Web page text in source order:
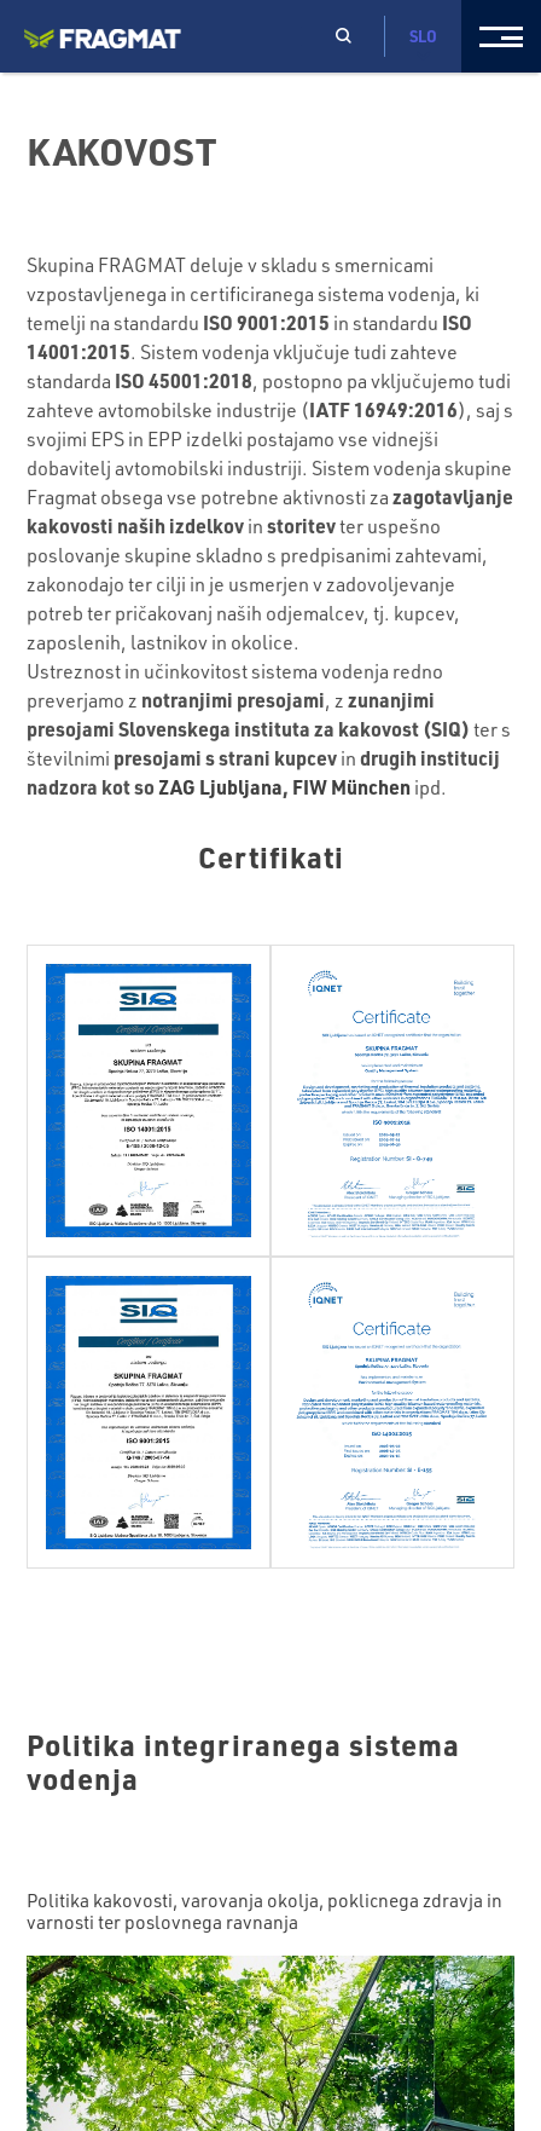
SLO
KAKOVOST
Skupina FRAGMAT deluje v skladu s smernicami
vzpostavljenega in certificiranega sistema vodenja, ki
temelji na standardu ISO 9001:2015 in standardu ISO
14001:2015. Sistem vodenja vključuje tudi zahteve
standarda ISO 45001:2018, postopno pa vključujemo tudi
zahteve avtomobilske industrije (IATF 16949:2016), saj s
svojimi EPS in EPP izdelki postajamo vse vidnejši
dobavitelj avtomobilski industriji. Sistem vodenja skupine
Fragmat obsega vse potrebne aktivnosti zazagotavljanje
kakovosti naših izdelkov instoritevter uspešno
poslovanje skupine skladno s predpisanimi zahtevami,
zakonodajo ter cilji in je usmerjen v zadovoljevanje
potreb ter pričakovanj naših odjemalcev, tj. kupcev,
zaposlenih, lastnikov in okolice.
Ustreznost in učinkovitost sistema vodenja redno
preverjamo z notranjimi presojami, zzunanjimi
presojami Slovenskega instituta za kakovost (SIQ) ter s
številnimi presojami s strani kupcev indrugih institucij
nadzora kot soZAG Ljubljana, FIW München ipd.
Certifikati
Politika integriranega sistema
vodenja
Politika kakovosti, varovanja okolja, poklicnega zdravja in
varnosti ter poslovnega ravnanja